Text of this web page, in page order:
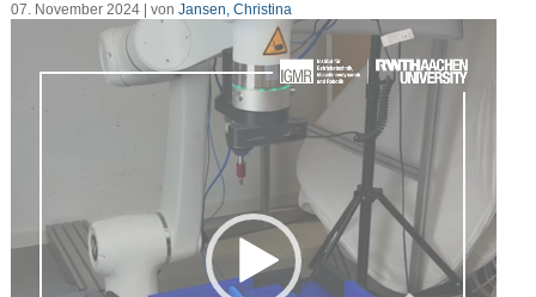
07. November 2024 | von Jansen, Christina